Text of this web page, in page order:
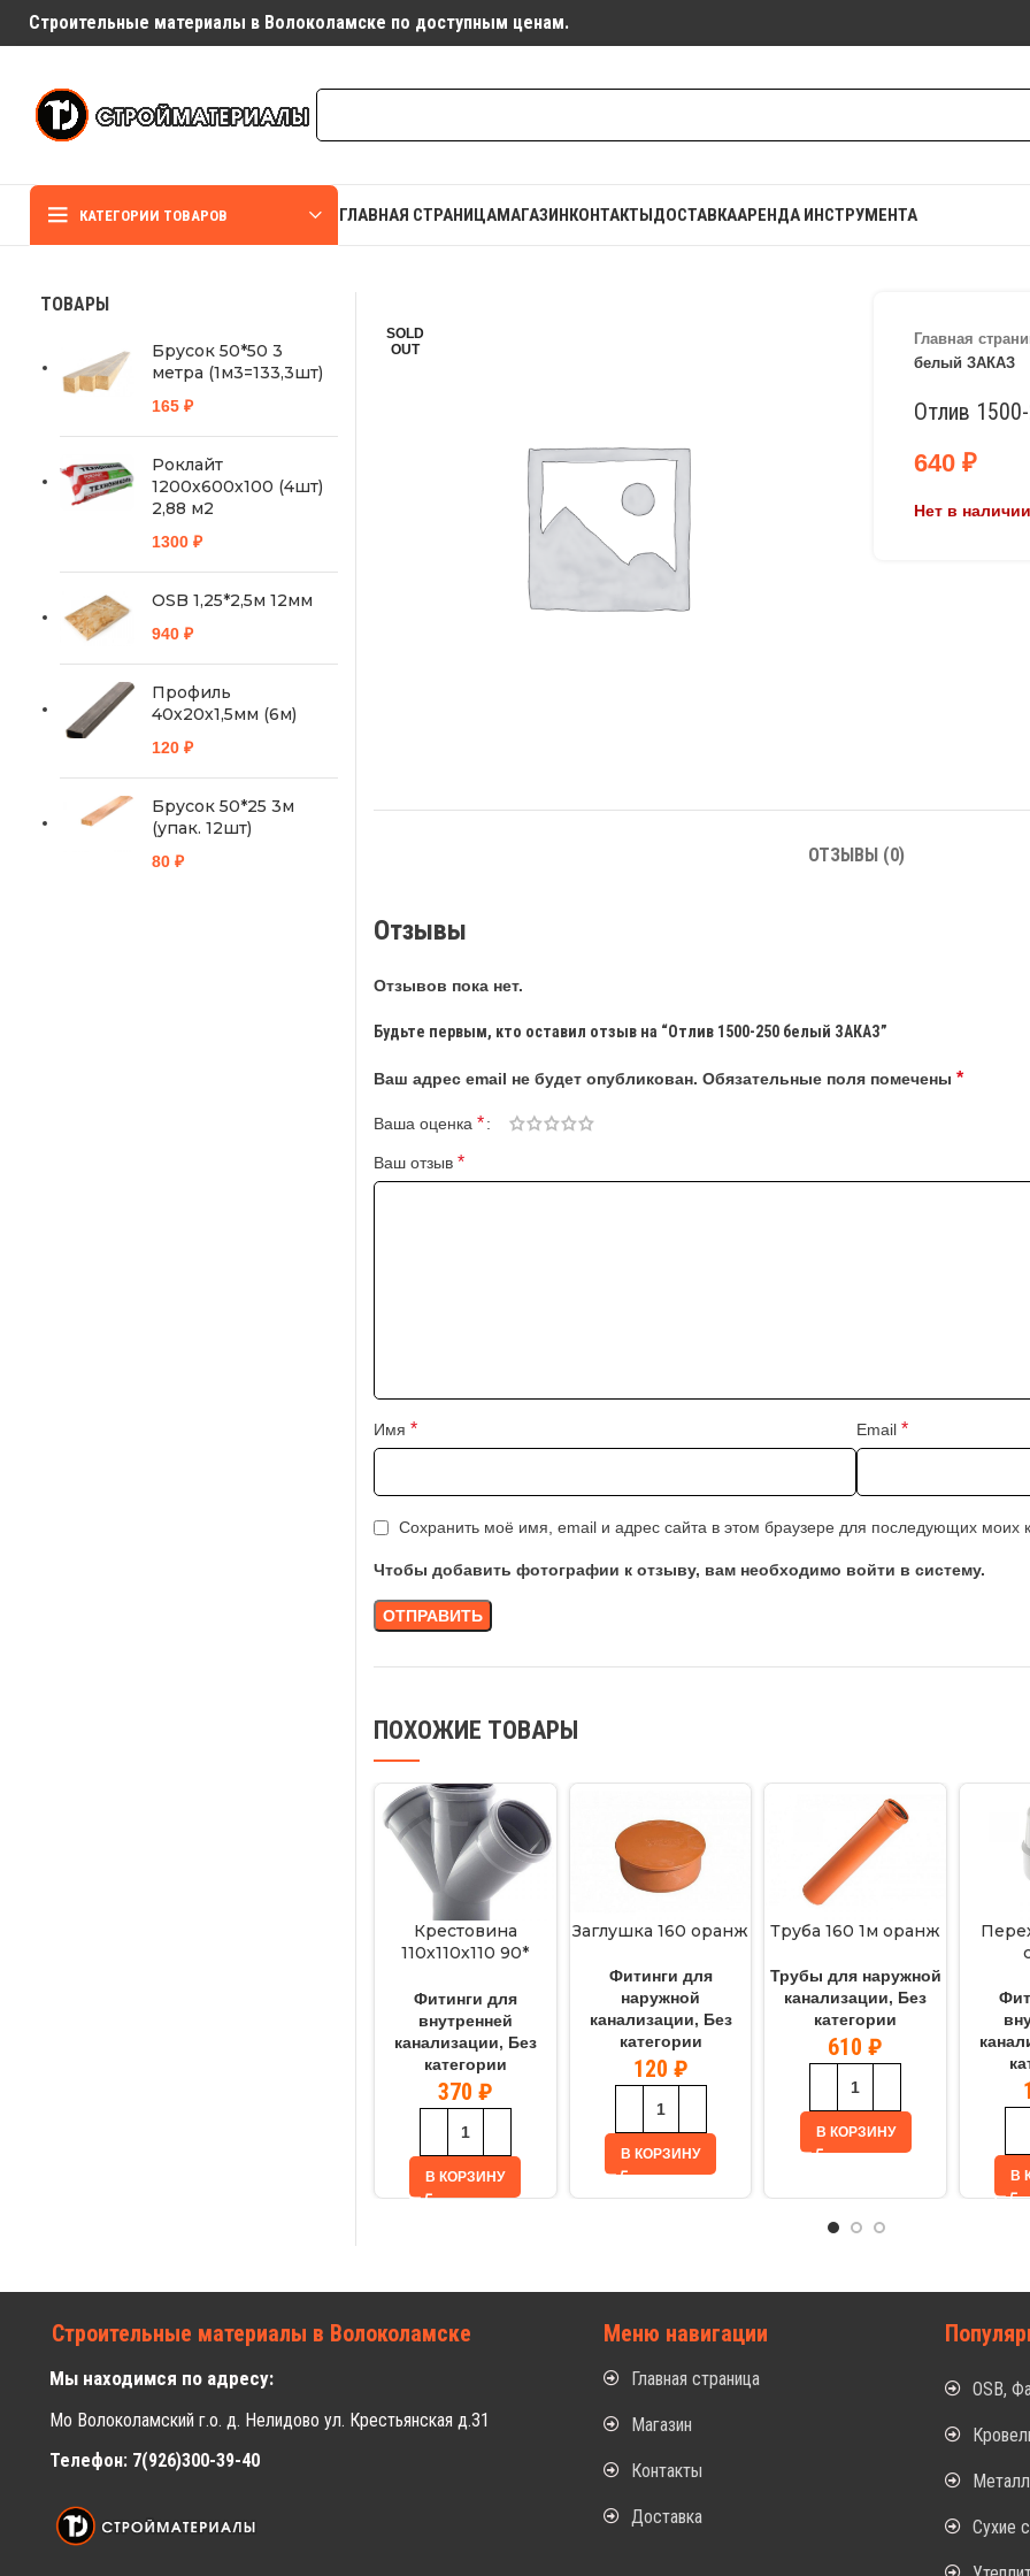
Строительные материалы в Волоколамске по доступным ценам.
КАТЕГОРИИ ТОВАРОВ ГЛАВНАЯ СТРАНИЦАМАГАЗИНКОНТАКТЫДОСТАВКААРЕНДА ИНСТРУМЕНТА
SOLD
OUT
Главная
белый ЗАКАЗ
Отлив
640 ₽
Нет в наличии
ОТЗЫВЫ (0)
Отзывы
Отзывов пока нет.
Будьте первым, кто оставил отзыв на “Отлив 1500-250 белый ЗАКАЗ”
Ваш адрес email не будет опубликован. Обязательные поля помечены *
Ваша оценка *
Ваш отзыв *
Имя * Email *
Сохранить моё имя, email и адрес сайта в этом браузере для последующих моих
Чтобы добавить фотографии к отзыву, вам необходимо войти в систему.
ПОХОЖИЕ ТОВАРЫ
Крестовина
110х110х110 90*
Фитинги для
внутренней
канализации, Без
категории
370 ₽
В КОРЗИНУ
Заглушка 160 оранж
Фитинги для
наружной
канализации, Без
категории
120 ₽
В КОРЗИНУ
Труба 160 1м оранж
Трубы для наружной
канализации, Без
категории
610₽
В КОРЗИНУ
В
ТОВАРЫ
Брусок 50*50 3
метра (1м3=133,3шт)
165 ₽
Роклайт
1200х600х100 (4шт)
2,88 м2
1300 ₽
OSB 1,25*2,5м 12мм
940 ₽
Профиль
40х20х1,5мм (6м)
120 ₽
Брусок 50*25 3м
(упак. 12шт)
80 ₽
Строительные материалы в Волоколамске
Мы находимся по адресу:
Мо Волоколамский г.о. д. Нелидово ул. Крестьянская д.31
Телефон: 7(926)300-39-40
Меню навигации
Главная страница
Магазин
Контакты
Доставка
OSB,
Металл
Сухие